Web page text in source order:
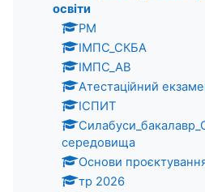
освіти
PM
ІМПС_СКБА
ІМПС_АВ
Атестаційний
ІСПИТ
середовища
Основи
тр 2026